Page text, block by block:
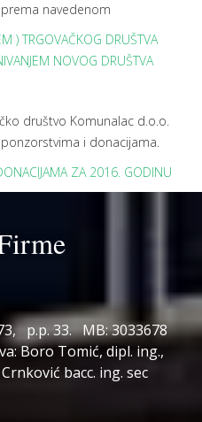
navedenom
) TRGOVAČKOG DRUŠTVA
NOVOG DRUŠTVA
društvo Komunalac d.o.o.
i donacijama.
ZA 2016. GODINU
p.p. 33. MB: 3033678
Boro Tomić, dipl. ing.,
bacc. ing. sec